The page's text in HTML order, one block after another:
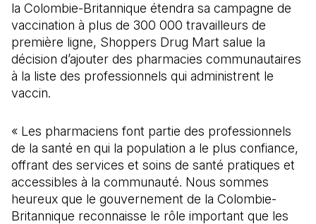
la Colombie-Britannique étendra sa campagne de
vaccination à plus de 300 000 travailleurs de
première ligne, Shoppers Drug Mart salue la
décision d’ajouter des pharmacies communautaires
à la liste des professionnels qui administrent le
vaccin.
« Les pharmaciens font partie des professionnels
de la santé en qui la population a le plus confiance,
offrant des services et soins de santé pratiques et
accessibles à la communauté. Nous sommes
heureux que le gouvernement de la Colombie-
Britannique reconnaisse le rôle important que les